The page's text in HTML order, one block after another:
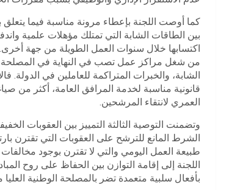
كما أوصت اللجنة بإعطاء مرونة مناسبة فيما يتعلق
بين الطاقات الشابة التي تمتلك مؤهلات علمية
اكتسابها خلال سنوات العمل الطويلة من جهة
من شغل مراكز عمل تصب في النهاية في المصلحة
الشابة، والخبرات المتراكمة للعاملين في الدولة.
قانونية مناسبة لخدمة المرافق العامة، أكثر من
العمري لانتقاء المرشحين.
وتضمنت التوصية الثالثة التمييز بين العقوبات
الشرط المانع للترشح على العقوبات التي تقترن
طبيعة العمل اليومي والتي لا تقترن بوجود
اللجنة إلى إقامة التوازن بين الحفاظ على روح
بأفعال سلبية متعمدة تضر بالمصلحة الوطنية